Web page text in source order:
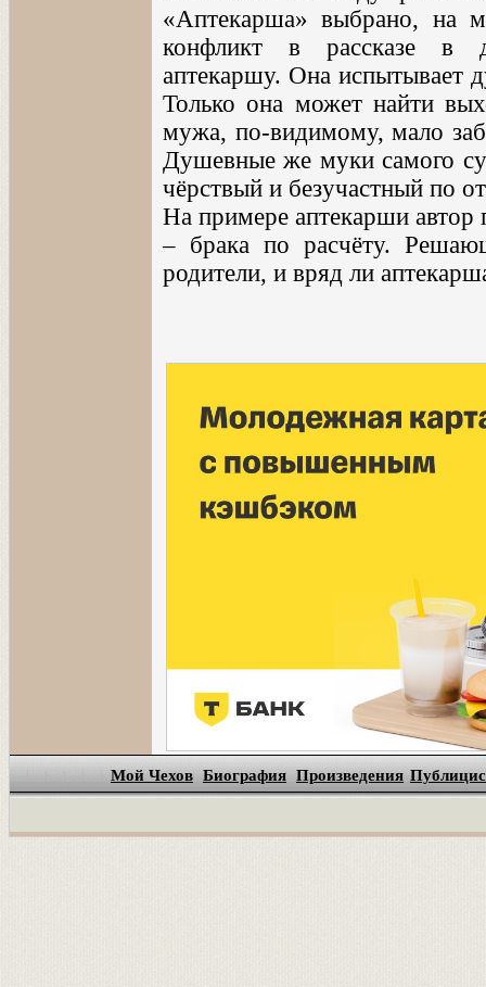
«Аптекарша» выбрано, на
конфликт в рассказе в
аптекаршу. Она испытывает
Только она может найти
мужа, по-видимому, мало
Душевные же муки самого
чёрствый и безучастный по
На примере аптекарши автор
– брака по расчёту.
родители, и вряд ли
Мой Чехов Биография Произведения